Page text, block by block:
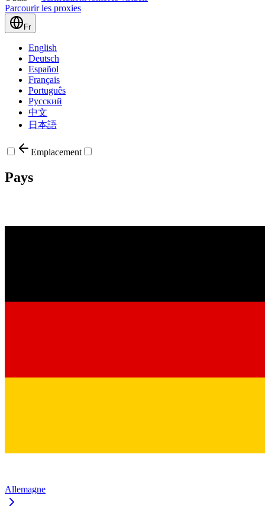
Parcourir les proxies
Fr
English
Deutsch
Español
Français
Português
Русский
中文
日本語
Emplacement
Pays
Allemagne